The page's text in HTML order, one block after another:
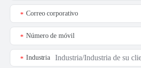
Correo corporativo
*
Número de móvil
*
Industria
*